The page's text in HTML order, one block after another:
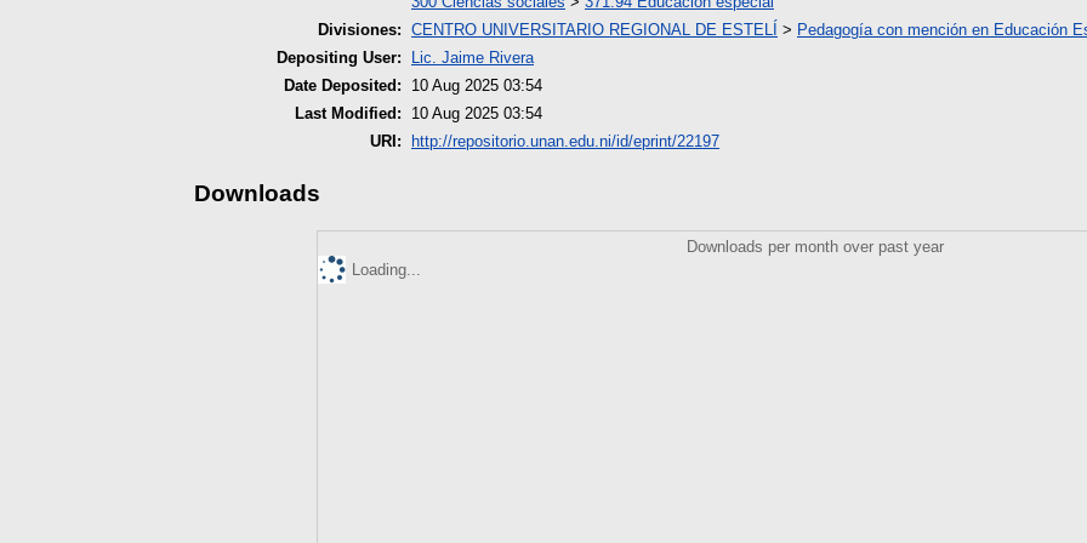
Divisiones: CENTRO UNIVERSITARIO REGIONAL DE ESTELÍ > Pedagogía con mención en Educación
Depositing User:
Lic. Jaime Rivera
Date Deposited:
10 Aug 2025 03:54
Last Modified:
10 Aug 2025 03:54
URI:
http://repositorio.unan.edu.ni/id/eprint/22197
Downloads
Downloads per month over past year
Loading...